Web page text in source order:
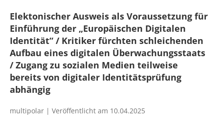
Elektonischer Ausweis als Voraussetzung für
Einführung der „Europäischen Digitalen
Identität“ / Kritiker fürchten schleichenden
Aufbau eines digitalen Überwachungsstaats
/ Zugang zu sozialen Medien teilweise
bereits von digitaler Identitätsprüfung
abhängig
multipolar | Veröffentlicht am 10.04.2025